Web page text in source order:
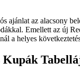
ajánlat az alacsony
Emellett az új
a helyes